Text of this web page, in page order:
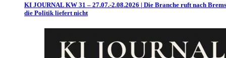
KI JOURNAL KW 31 – 27.07.-2.08.2026 | Die Branche ruft nach
die Politik liefert nicht